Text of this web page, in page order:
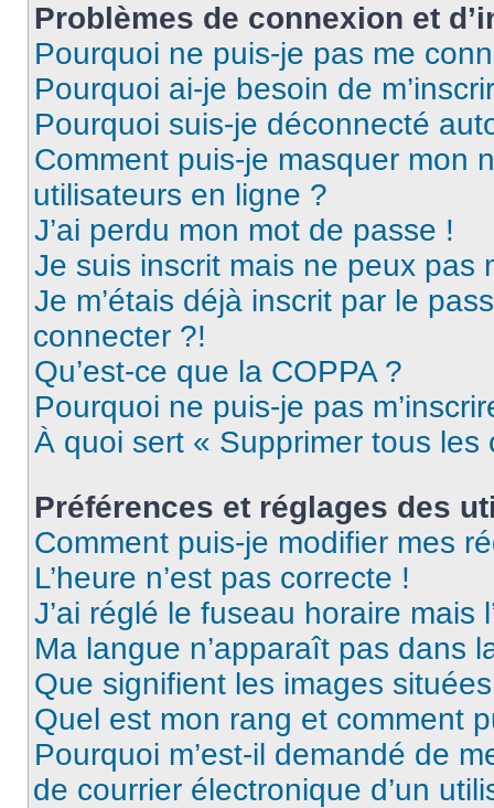
Problèmes de connexion et
Pourquoi ne puis-je pas me
Pourquoi ai-je besoin de
Pourquoi suis-je déconnecté
Comment puis-je masquer mon
utilisateurs en ligne ?
J’ai perdu mon mot de passe !
Je suis inscrit mais ne peux pas
Je m’étais déjà inscrit par le
connecter ?!
Qu’est-ce que la COPPA ?
Pourquoi ne puis-je pas
À quoi sert « Supprimer tous les
Préférences et réglages des
Comment puis-je modifier mes
L’heure n’est pas correcte !
J’ai réglé le fuseau horaire mais
Ma langue n’apparaît pas dans
Que signifient les images
Quel est mon rang et comment
Pourquoi m’est-il demandé de
de courrier électronique d’un